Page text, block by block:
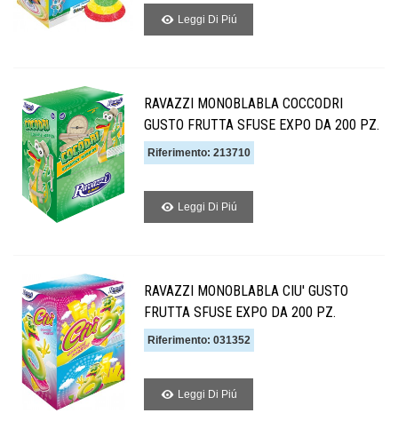
Leggi Di Piú
RAVAZZI MONOBLABLA COCCODRI
GUSTO FRUTTA SFUSE EXPO DA 200 PZ.
Riferimento: 213710
Leggi Di Piú
RAVAZZI MONOBLABLA CIU' GUSTO
FRUTTA SFUSE EXPO DA 200 PZ.
Riferimento: 031352
Leggi Di Piú